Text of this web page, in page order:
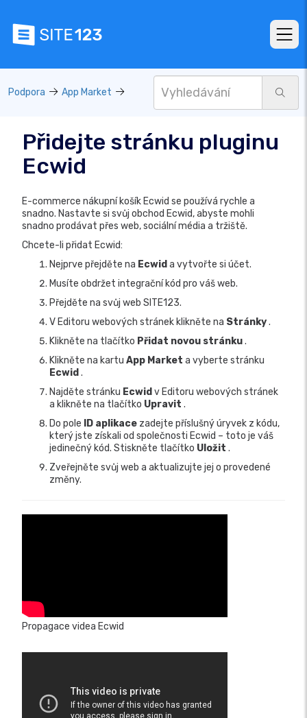
Podpora App Market
Přidejte stránku pluginu
Ecwid
E-commerce nákupní košík Ecwid se používá rychle a
snadno. Nastavte si svůj obchod Ecwid, abyste mohli
snadno prodávat přes web, sociální média a tržiště.
Chcete-li přidat Ecwid:
Nejprve přejděte na Ecwid a vytvořte si účet.
Musíte obdržet integrační kód pro váš web.
Přejděte na svůj web SITE123.
V Editoru webových stránek klikněte na Stránky.
Klikněte na tlačítko Přidat novou stránku.
Klikněte na kartu App Market a vyberte stránku
Ecwid .
Najděte stránku Ecwid v Editoru webových stránek
a klikněte na tlačítko Upravit .
Do pole
ID aplikace zadejte příslušný úryvek z kódu,
který jste získali od společnosti Ecwid – toto je váš
jedinečný kód. Stiskněte tlačítko Uložit .
Zveřejněte svůj web a aktualizujte jej o provedené
změny.
Propagace videa Ecwid